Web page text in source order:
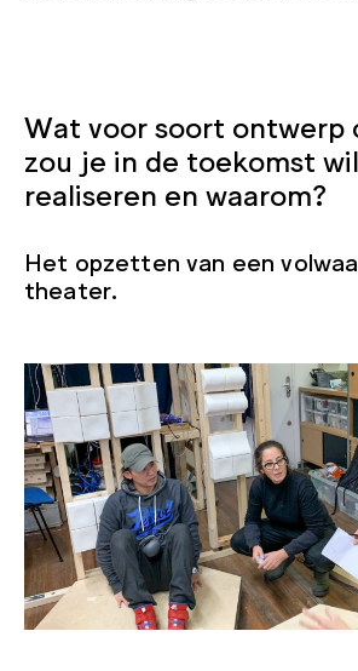
Wat voor soort
zou je in de toekomst
realiseren en waarom?
Het opzetten van een
theater.